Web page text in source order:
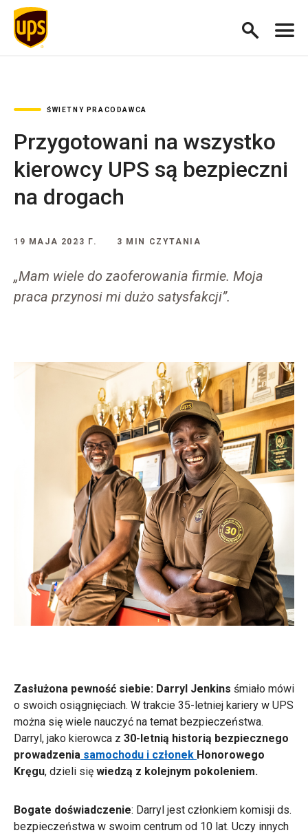
ŚWIETNY PRACODAWCA
Przygotowani na wszystko
kierowcy UPS są bezpieczni
na drogach
19 MAJA 2023 Г. 3 MIN CZYTANIA
„Mam wiele do zaoferowania firmie. Moja
praca przynosi mi dużo satysfakcji”.
Zasłużona pewność siebie: Darryl Jenkins śmiało mówi
o swoich osiągnięciach. W trakcie 35-letniej kariery w UPS
można się wiele nauczyć na temat bezpieczeństwa.
Darryl, jako kierowca z 30-letnią historią bezpiecznego
prowadzenia samochodu i członek Honorowego
Kręgu, dzieli się wiedzą z kolejnym pokoleniem.
Bogate doświadczenie: Darryl jest członkiem komisji ds.
bezpieczeństwa w swoim centrum od 10 lat. Uczy innych